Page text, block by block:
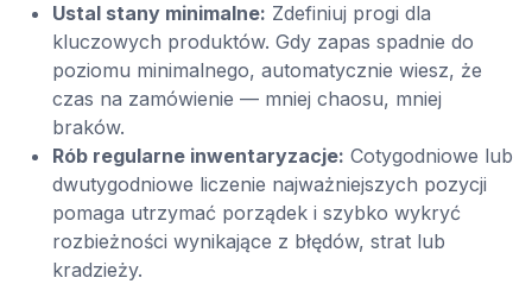
Ustal stany minimalne: Zdefiniuj progi dla
kluczowych produktów. Gdy zapas spadnie do
poziomu minimalnego, automatycznie wiesz, że
czas na zamówienie — mniej chaosu, mniej
braków.
Rób regularne inwentaryzacje: Cotygodniowe lub
dwutygodniowe liczenie najważniejszych pozycji
pomaga utrzymać porządek i szybko wykryć
rozbieżności wynikające z błędów, strat lub
kradzieży.